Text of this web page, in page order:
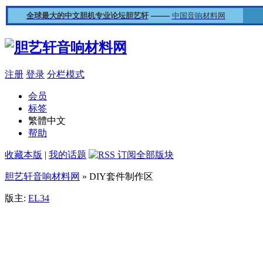
全球最大的中文胆机专业论坛胆艺轩—— 中国音响材料网
注册 登录 分栏模式
会员
标签
繁體中文
帮助
收藏本版 | 我的话题
胆艺轩音响材料网 » DIY套件制作区
版主: EL34